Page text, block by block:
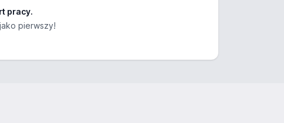
pracy.
pierwszy!